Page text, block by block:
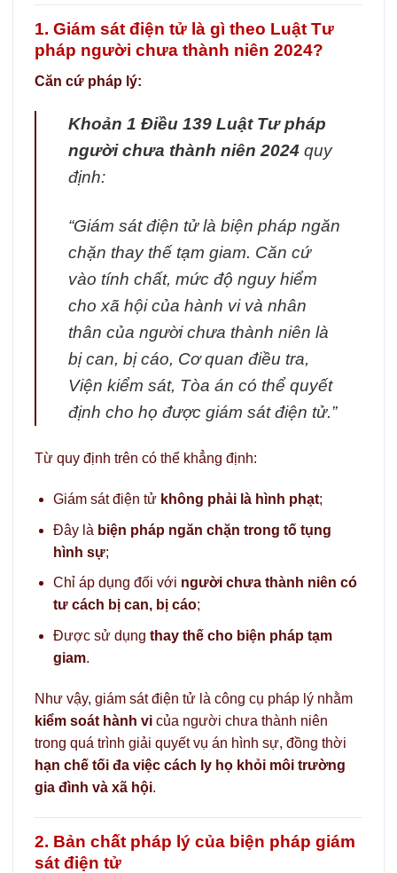
1. Giám sát điện tử là gì theo Luật Tư
pháp người chưa thành niên 2024?
Căn cứ pháp lý:
Khoản 1 Điều 139 Luật Tư pháp
người chưa thành niên 2024 quy
định:
“Giám sát điện tử là biện pháp ngăn
chặn thay thế tạm giam. Căn cứ
vào tính chất, mức độ nguy hiểm
cho xã hội của hành vi và nhân
thân của người chưa thành niên là
bị can, bị cáo, Cơ quan điều tra,
Viện kiểm sát, Tòa án có thể quyết
định cho họ được giám sát điện tử.”
Từ quy định trên có thể khẳng định:
Giám sát điện tử không phải là hình phạt;
Đây là biện pháp ngăn chặn trong tố tụng
hình sự;
Chỉ áp dụng đối với người chưa thành niên có
tư cách bị can, bị cáo;
Được sử dụng thay thế cho biện pháp tạm
giam.
Như vậy, giám sát điện tử là công cụ pháp lý nhằm
kiểm soát hành vi của người chưa thành niên
trong quá trình giải quyết vụ án hình sự, đồng thời
hạn chế tối đa việc cách ly họ khỏi môi trường
gia đình và xã hội.
2. Bản chất pháp lý của biện pháp giám
sát điện tử